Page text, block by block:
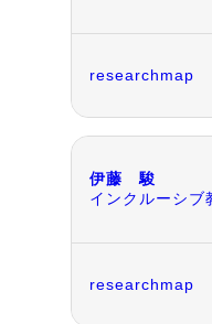
researchmap
伊藤 駿
インクルーシブ
researchmap